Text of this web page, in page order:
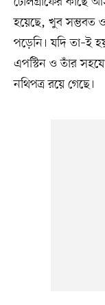
হয়েছে, খুব সম্ভবত
পড়েনি। যদি তা–ই
এপস্টিন ও তাঁর
নথিপত্র রয়ে গেছে।